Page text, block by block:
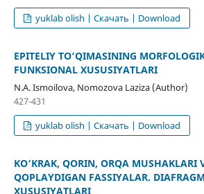
yuklab olish | Скачать | Download
EPITELIY TO‘QIMASINING
FUNKSIONAL XUSUSIYATLARI
N.A. Ismoilova, Nomozova Laziza (Author)
427-431
yuklab olish | Скачать | Download
KO‘KRAK, QORIN, ORQA MUSHAKLARI
QOPLAYDIGAN FASSIYALAR.
XUSUSIYATLARI